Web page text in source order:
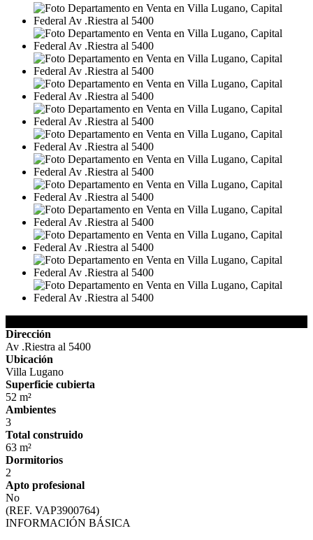
Dirección
Av .Riestra al 5400
Ubicación
Villa Lugano
Superficie cubierta
52 m²
Ambientes
3
Total construido
63 m²
Dormitorios
2
Apto profesional
No
(REF. VAP3900764)
INFORMACIÓN BÁSICA